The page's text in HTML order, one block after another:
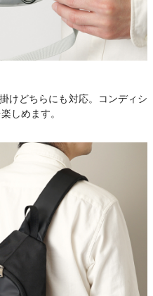
けどちらにも対応。コンディシ
しめます。